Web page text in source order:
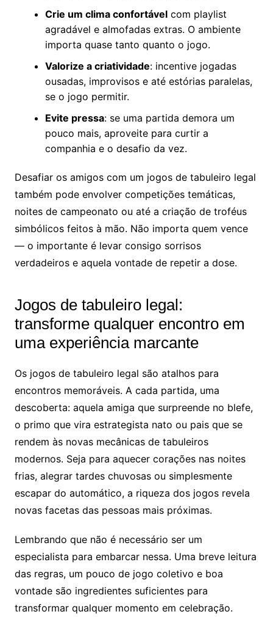
Crie um clima confortávelcom playlist
agradável e almofadas extras. O ambiente
importa quase tanto quanto o jogo.
Valorize a criatividade: incentive jogadas
ousadas, improvisos e até estórias paralelas,
se o jogo permitir.
Evite pressa: se uma partida demora um
pouco mais, aproveite para curtir a
companhia e o desafio da vez.
Desafiar os amigos com um jogos de tabuleiro legal
também pode envolver competições temáticas,
noites de campeonato ou até a criação de troféus
simbólicos feitos à mão. Não importa quem vence
— o importante é levar consigo sorrisos
verdadeiros e aquela vontade de repetir a dose.
Jogos de tabuleiro legal:
transforme qualquer encontro em
uma experiência marcante
Os jogos de tabuleiro legal são atalhos para
encontros memoráveis. A cada partida, uma
descoberta: aquela amiga que surpreende no blefe,
o primo que vira estrategista nato ou pais que se
rendem às novas mecânicas de tabuleiros
modernos. Seja para aquecer corações nas noites
frias, alegrar tardes chuvosas ou simplesmente
escapar do automático, a riqueza dos jogos revela
novas facetas das pessoas mais próximas.
Lembrando que não é necessário ser um
especialista para embarcar nessa. Uma breve leitura
das regras, um pouco de jogo coletivo e boa
vontade são ingredientes suficientes para
transformar qualquer momento em celebração.